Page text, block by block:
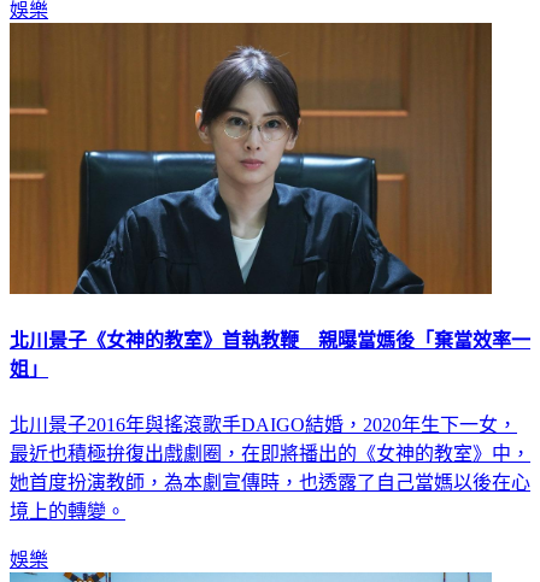
娛樂
北川景子《女神的教室》首執教鞭 親曝當媽後「棄當效率一
姐」
北川景子2016年與搖滾歌手DAIGO結婚，2020年生下一女，
最近也積極拚復出戲劇圈，在即將播出的《女神的教室》中，
她首度扮演教師，為本劇宣傳時，也透露了自己當媽以後在心
境上的轉變。
娛樂